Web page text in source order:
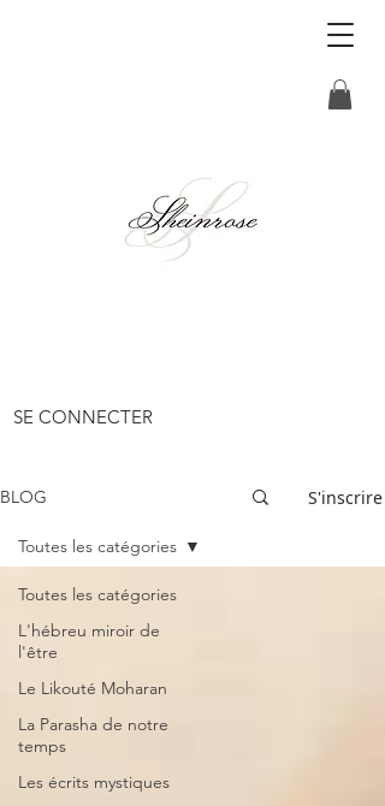
SE CONNECTER
BLOG S'inscrire
Toutes les catégories
L'hébreu miroir de
l'être
Le Likouté Moharan
La Parasha de notre
temps
Les écrits mystiques
Toutes les catégories